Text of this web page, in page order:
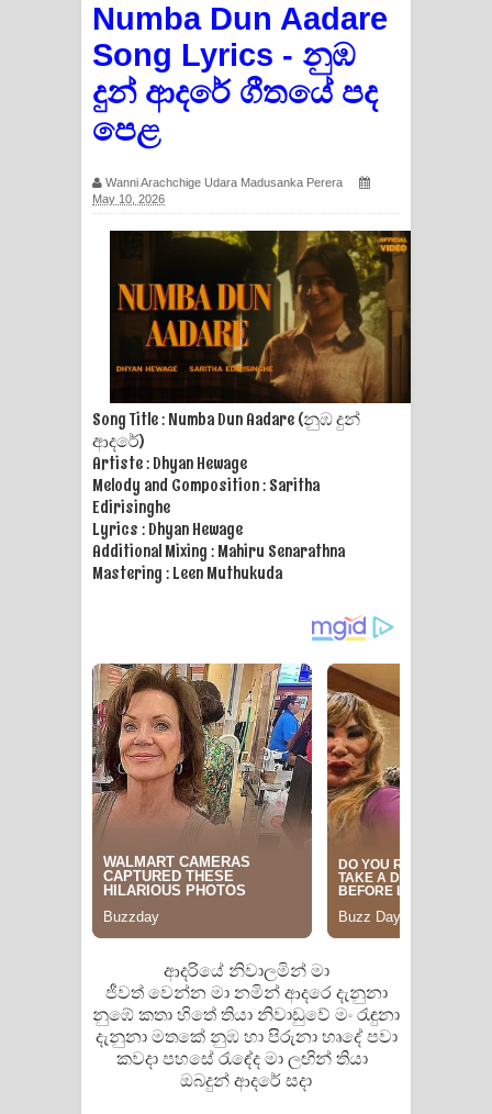
Numba Dun Aadare
Song Lyrics - නුඹ
දුන් ආදරේ ගීතයේ පද
පෙළ
Wanni Arachchige Udara Madusanka Perera
May 10, 2026
Song Title : Numba Dun Aadare (නුඹ දුන්
ආදරේ)
Artiste : Dhyan Hewage
Melody and Composition : Saritha
Edirisinghe
Lyrics : Dhyan Hewage
Additional Mixing : Mahiru Senarathna
Mastering : Leen Muthukuda
ආදරියේ නිවාලමින් මා
ජීවත් වෙන්න මා නමින් ආදරෙ දැනුනා
නුඹේ කතා හිතේ තියා නිවාඩුවේ මං රැඳුනා
දැනුනා මතකේ නුඹ හා පිරුනා හෘදේ පවා
කවදා පහසේ රැඳේද මා ලඟින් තියා
ඔබදුන් ආදරේ සදා